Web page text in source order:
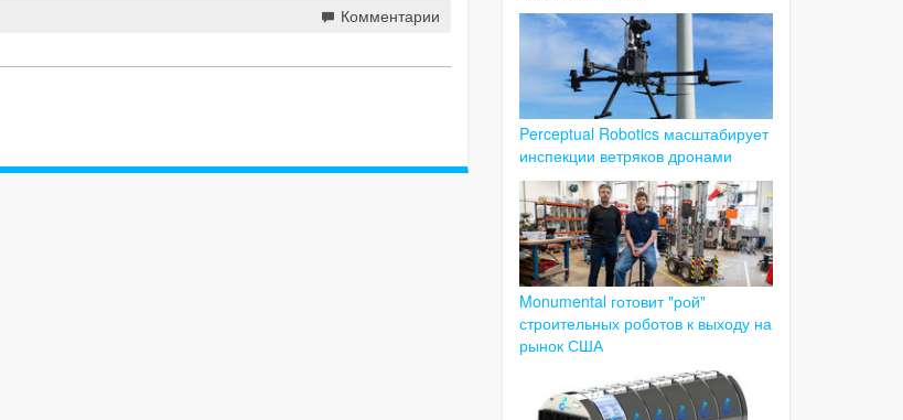
Комментарии
Perceptual Robotics масштабирует
инспекции ветряков дронами
Monumental готовит "рой"
строительных роботов к выходу на
рынок США